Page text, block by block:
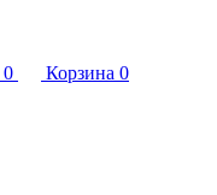
0 Корзина 0